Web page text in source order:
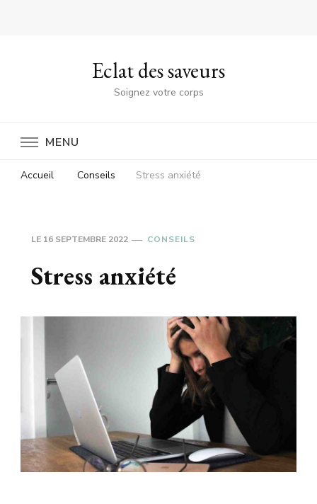
Eclat des saveurs
Soignez votre corps
MENU
Accueil Conseils Stress anxiété
LE 16 SEPTEMBRE 2022 CONSEILS
Stress anxiété